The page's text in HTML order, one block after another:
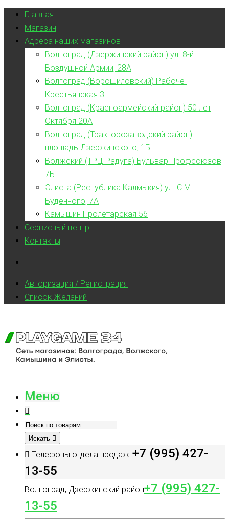
Главная
Магазин
Адреса наших магазинов
Волгоград (Дзержинский район) ул. 8-й
Воздушной Армии, 28А
Волгоград (Ворошиловский) Рабоче-
Крестьянская 3
Волгоград (Красноармейский район) 50 лет
Октября 20А
Волгоград (Тракторозаводский район)
площадь Дзержинского, 1Б
Волжский (ТРЦ Радуга) Бульвар Профсоюзов
7Б
Элиста (Республика Калмыкия) ул. С.М.
Будённого, 7А
Камышин Пролетарская 56
Сервисный центр
Контакты
Авторизация / Регистрация
Список Желаний
Меню
Искать
Телефоны отдела продаж +7 (995) 427-
13-55
Волгоград, Дзержинский район+7 (995) 427-
13-55